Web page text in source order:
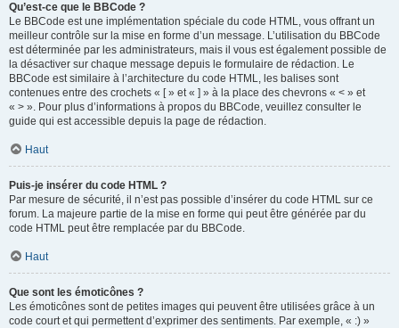
Qu’est-ce que le BBCode ?
Le BBCode est une implémentation spéciale du code HTML, vous offrant un
meilleur contrôle sur la mise en forme d’un message. L’utilisation du BBCode
est déterminée par les administrateurs, mais il vous est également possible de
la désactiver sur chaque message depuis le formulaire de rédaction. Le
BBCode est similaire à l’architecture du code HTML, les balises sont
contenues entre des crochets « [ » et « ] » à la place des chevrons « < » et
« > ». Pour plus d’informations à propos du BBCode, veuillez consulter le
guide qui est accessible depuis la page de rédaction.
Haut
Puis-je insérer du code HTML ?
Par mesure de sécurité, il n’est pas possible d’insérer du code HTML sur ce
forum. La majeure partie de la mise en forme qui peut être générée par du
code HTML peut être remplacée par du BBCode.
Haut
Que sont les émoticônes ?
Les émoticônes sont de petites images qui peuvent être utilisées grâce à un
code court et qui permettent d’exprimer des sentiments. Par exemple, « :) »